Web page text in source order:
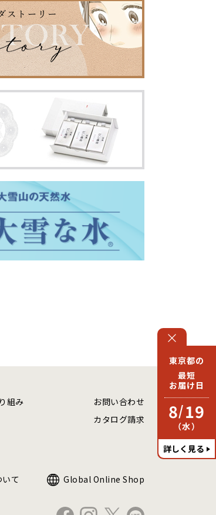
東京都の
最短
お届け日
8/19
（水）
詳しく見る
組み
お問い合わせ
カタログ請求
て Global Online Shop